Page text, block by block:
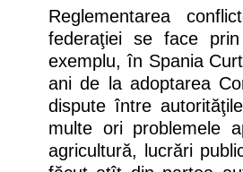
Reglementarea
federaţiei se face
exemplu, în Spania
ani de la adoptarea
dispute între
multe ori problemele
agricultură, lucrări